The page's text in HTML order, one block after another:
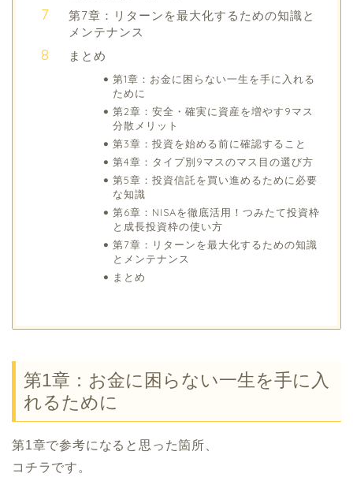
第7章：リターンを最大化するための知識と
メンテナンス
まとめ
第1章：お金に困らない一生を手に入れる
ために
第2章：安全・確実に資産を増やす9マス
分散メリット
第3章：投資を始める前に確認すること
第4章：タイプ別9マスのマス目の選び方
第5章：投資信託を買い進めるために必要
な知識
第6章：NISAを徹底活用！つみたて投資枠
と成長投資枠の使い方
第7章：リターンを最大化するための知識
とメンテナンス
まとめ
第1章：お金に困らない一生を手に入
れるために
第1章で参考になると思った箇所、
コチラです。